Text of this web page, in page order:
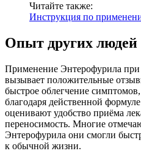
Читайте также:
Инструкция по
Опыт других людей
Применение Энтерофурила
вызывает положительные
быстрое облегчение
благодаря действенной
оценивают удобство приёма
переносимость. Многие
Энтерофурила они смогли
к обычной жизни.